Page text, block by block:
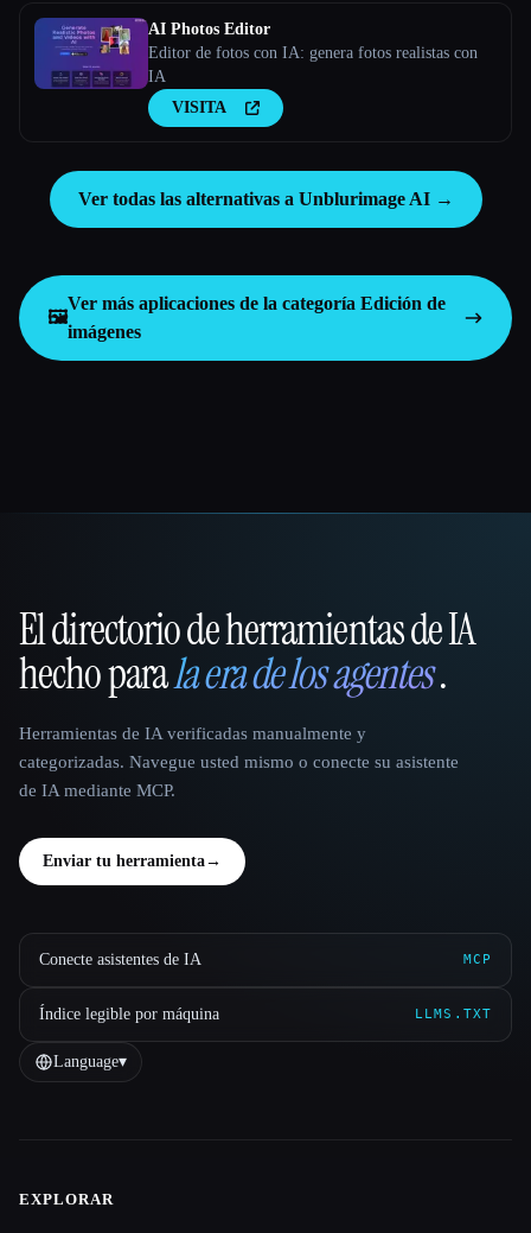
AI Photos Editor
Editor de fotos con IA: genera fotos realistas con
IA
VISITA
Ver todas las alternativas a Unblurimage AI →
🖼️
Ver más aplicaciones de la categoría Edición de
imágenes
That AI Collection
El directorio de herramientas de IA
hecho parala era de los agentes.
Herramientas de IA verificadas manualmente y
categorizadas. Navegue usted mismo o conecte su asistente
de IA mediante MCP.
Enviar tu herramienta→
Conecte asistentes de IA MCP
Índice legible por máquina LLMS.TXT
Language▾
Site navigation
EXPLORAR